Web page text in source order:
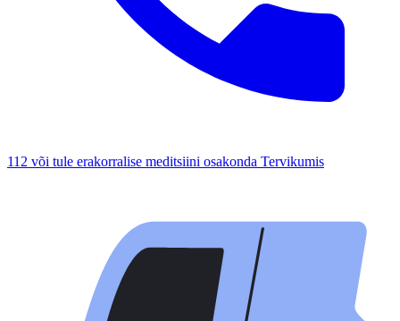
112 või tule erakorralise meditsiini osakonda Tervikumis